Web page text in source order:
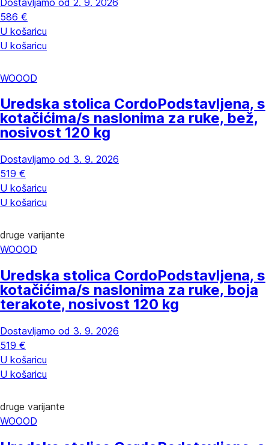
586 €
U košaricu
U košaricu
WOOOD
Uredska stolica CordoPodstavljena, s
kotačićima/s naslonima za ruke, bež,
nosivost 120 kg
Dostavljamo od 3. 9. 2026
519 €
U košaricu
U košaricu
druge varijante
WOOOD
Uredska stolica CordoPodstavljena, s
kotačićima/s naslonima za ruke, boja
terakote, nosivost 120 kg
Dostavljamo od 3. 9. 2026
519 €
U košaricu
U košaricu
druge varijante
WOOOD